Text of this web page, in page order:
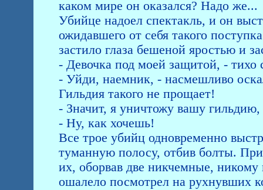
каком мире он оказался? Надо же...
Убийце надоел спектакль, и он
ожидавшего от себя такого
застило глаза бешеной яростью и
- Девочка под моей защитой, - тихо
- Уйди, наемник, - насмешливо
Гильдия такого не прощает!
- Значит, я уничтожу вашу
- Ну, как хочешь!
Все трое убийц одновременно
туманную полосу, отбив болты.
их, оборвав две никчемные,
ошалело посмотрел на рухнувших